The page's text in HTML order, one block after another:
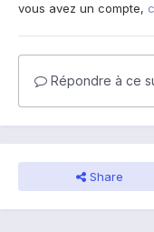
vous avez un compte,
Répondre à ce
Share